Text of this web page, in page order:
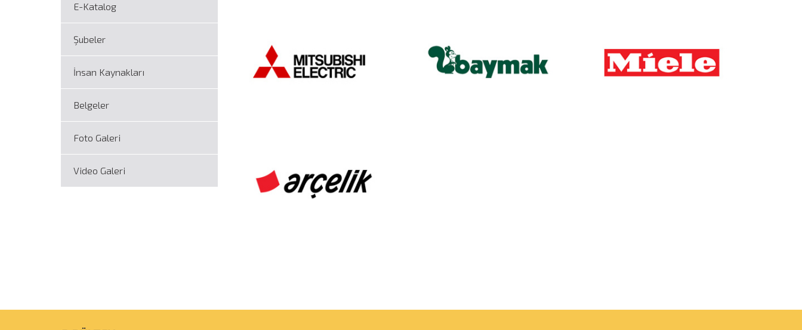
E-Katalog
Şubeler
İnsan Kaynakları
Belgeler
Foto Galeri
Video Galeri